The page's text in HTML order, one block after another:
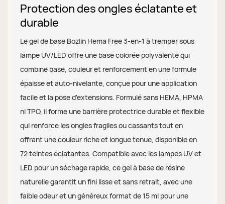
Protection des ongles éclatante et
durable
Le gel de base Bozlin Hema Free 3-en-1 à tremper sous
lampe UV/LED offre une base colorée polyvalente qui
combine base, couleur et renforcement en une formule
épaisse et auto-nivelante, conçue pour une application
facile et la pose d'extensions. Formulé sans HEMA, HPMA
ni TPO, il forme une barrière protectrice durable et flexible
qui renforce les ongles fragiles ou cassants tout en
offrant une couleur riche et longue tenue, disponible en
72 teintes éclatantes. Compatible avec les lampes UV et
LED pour un séchage rapide, ce gel à base de résine
naturelle garantit un fini lisse et sans retrait, avec une
faible odeur et un généreux format de 15 ml pour une